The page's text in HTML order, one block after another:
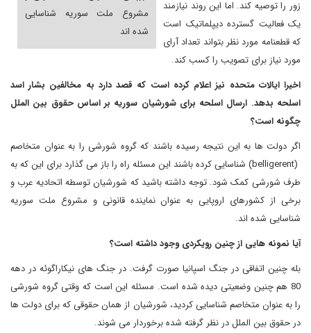
مشروع ملت سوریه شناسایی
شده اند
زور را توصیه کند. اما این روند نیازمند
یک فعالیت گسترده دیپلماتیک است
که قطعنامه مورد نظر بتواند تعداد آرای
مورد نیاز برای تصویب را کسب کند.
اخیرا ایالات متحده نیز اعلام کرده است که قصد دارد به مخالفین بشار اسد
اسلحه بدهد. ارسال اسلحه برای شورشیان سوریه بر اساس حقوق بین الملل
چگونه است؟
اگر دولت ها به این نتیجه رسیده باشند که گروه شورشی را به عنوان متخاصم
(belligerent) شناسایی کرده باشند این مسئله راه را باز می گذارد برای این که به
طرف شورشی کمک شود. توجه داشته باشید که شورشیان توسطه اتحادیه عرب و
برخی از کشورهای اروپایی به عنوان نماینده قانونی و مشروع ملت سوریه
شناسایی شده اند.
آیا نمونه هایی از چنین رویکردی وجود داشته است؟
بله چنین اتفاقی در جنگ اسپانیا صورت گرفت. در جنگ های نیکاراگوئه در دهه
80 هم چنین وضعیتی دیده شده است. مسئله این است که وقتی گروه شورشی
را به عنوان متخاصم شناسایی کردید، شورشیان از همان حقوقی که برای دولت ها
در حقوق بین الملل در نظر گرفته شده برخوردار می شوند.